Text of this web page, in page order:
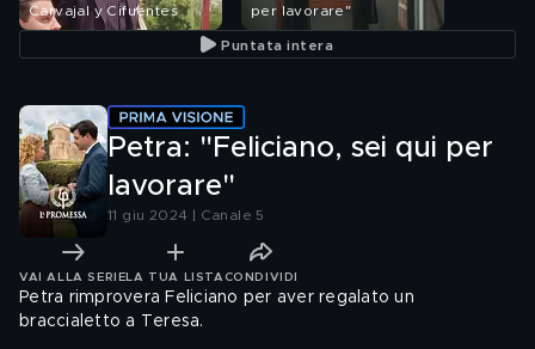
Carvajal y Cifuentes
per lavorare"
Puntata intera
Petra: "Feliciano, sei qui per
lavorare"
11 giu 2024 | Canale 5
VAI ALLA SERIE LA TUA LISTA CONDIVIDI
Petra rimprovera Feliciano per aver regalato un
braccialetto a Teresa.